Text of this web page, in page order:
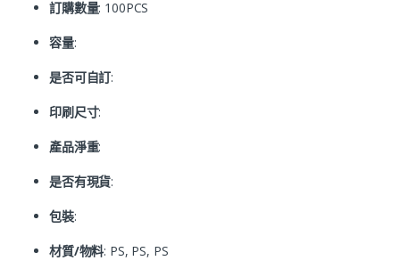
訂購數量: 100PCS
容量:
是否可自訂:
印刷尺寸:
產品淨重:
是否有現貨:
包裝:
材質/物料: PS, PS, PS